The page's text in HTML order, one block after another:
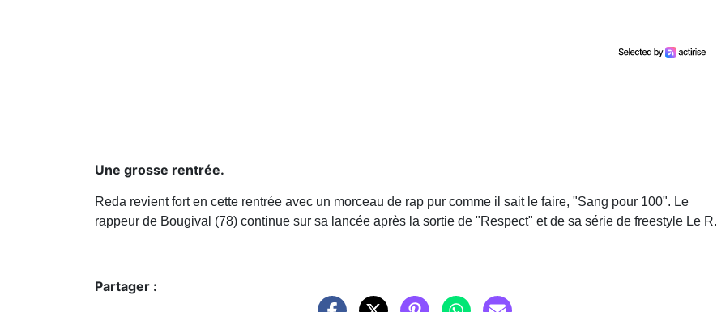
Une grosse rentrée.
Reda revient fort en cette rentrée avec un morceau de rap pur comme il sait le faire, "Sang pour 100". Le
rappeur de Bougival (78) continue sur sa lancée après la sortie de "Respect" et de sa série de freestyle Le R.
Partager :